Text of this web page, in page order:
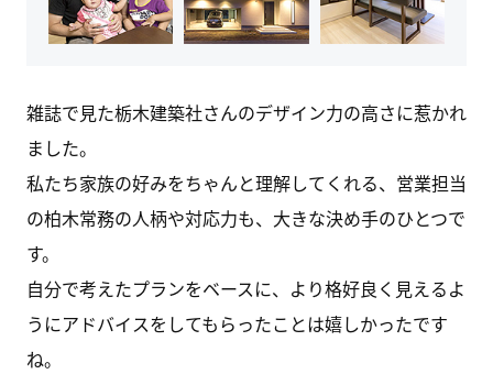
雑誌で見た栃木建築社さんのデザイン力の高さに惹かれ
ました。
私たち家族の好みをちゃんと理解してくれる、営業担当
の柏木常務の人柄や対応力も、大きな決め手のひとつで
す。
自分で考えたプランをベースに、より格好良く見えるよ
うにアドバイスをしてもらったことは嬉しかったです
ね。